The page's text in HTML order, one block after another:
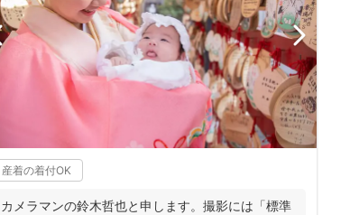
産着の着付OK
カメラマンの鈴木哲也と申します。撮影には「標準